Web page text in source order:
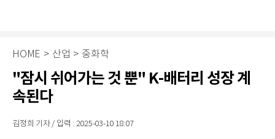
HOME > 산업 > 중화학
"잠시 쉬어가는 것 뿐" K-배터리 성장 계
속된다
김정희 기자 / 입력 : 2025-03-10 18:07